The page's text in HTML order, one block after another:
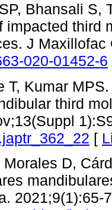
Bhansali S,
impacted third
J Maxillofac
020-01452-6
T, Kumar
third
[
Morales D,
2021;9(1):65-